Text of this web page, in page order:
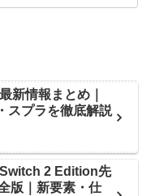
新情報まとめ｜
スプラを徹底解説
2 Edition先
版｜新要素・仕